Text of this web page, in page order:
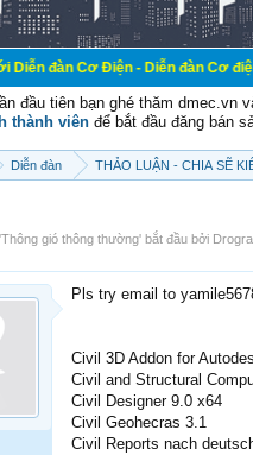
Điện - Diễn đàn Cơ điện là nơi
đầu tiên bạn ghé thăm dmec.vn
thành viên để bắt đầu đăng bán
Diễn đàn THẢO LUẬN - CHIA SẼ
Thông gió thông thường' bắt đầu bởi
Pls try email to
Civil 3D Addon for
Civil and Structural
Civil Designer 9.0 x64
Civil Geohecras 3.1
Civil Reports nach